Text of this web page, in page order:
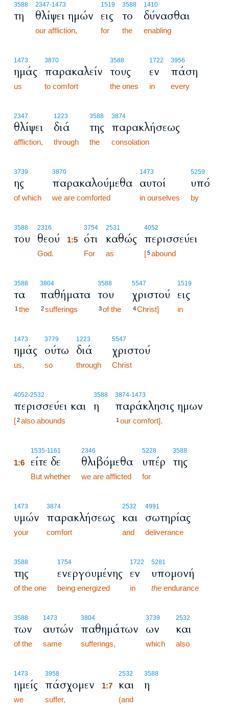
3588
τη
2347-1473
θλίψει ημών
our affliction,
1519
εις
for
3588
το
the
1410
δύνασθαι
enabling
1473
ημάς
us
3870
παρακαλείν
to comfort
3588
τους
the ones
1722
εν
in
3956
πάση
every
2347
θλίψει
affliction,
1223
διά
through
3588
της
the
3874
παρακλήσεως
consolation
3739
ης
of which
3870
παρακαλούμεθα
we are comforted
1473
αυτοί
in ourselves
5259
υπό
by
3588
του
2316
θεού
God.
3754
1:5 ότι
For
2531
καθώς
as
4052
περισσεύει
[5abound
3588
τα
1 the
3804
παθήματα
2sufferings
3588
του
3of the
5547
χριστού
4Christ]
1519
εις
in
1473
ημάς
us,
3779
ούτω
so
1223
διά
through
5547
χριστού
Christ
4052-2532
περισσεύει και
[2also abounds
3588
η
3874-1473
παράκλησις ημων
1 our comfort].
1535-1161
1:6 είτε δε
But whether
2346
θλιβόμεθα
we are afflicted
5228
υπέρ
for
3588
της
1473
υμών
your
3874
παρακλήσεως
comfort
2532
και
and
4991
σωτηρίας
deliverance
3588
της
of the one
1754
ενεργουμένης
being energized
1722
εν
in
5281
υπομονή
the endurance
3588
των
of the
1473
αυτών
same
3804
παθημάτων
sufferings,
3739
ων
which
2532
και
also
1473
ημείς
we
3958
πάσχομεν
suffer,
2532
1:7 και
(and
3588
η